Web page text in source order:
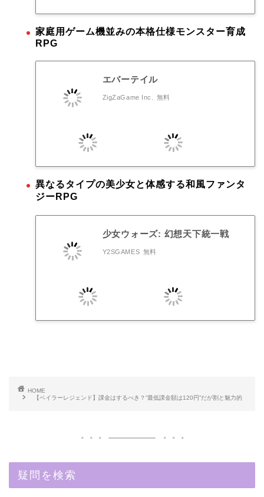
家庭用ゲーム機並みの本格仕様モンスター育成
RPG
エバーテイル
ZigZaGame Inc. 無料
異なるタイプの美少女と体感する和風ファンタ
ジーRPG
少女ウォーズ: 幻想天下統一戦
Y2SGAMES 無料
HOME
【ベイラーレジェンド】課金はするべき？”最低課金額は120円”だが割と魅力的
疑問を検索